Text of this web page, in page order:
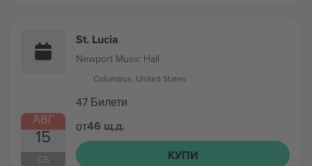
АВГ
15
СБ
St. Lucia
Newport Music Hall
Columbus, United States
47 Билети
от46 щ.д.
КУПИ